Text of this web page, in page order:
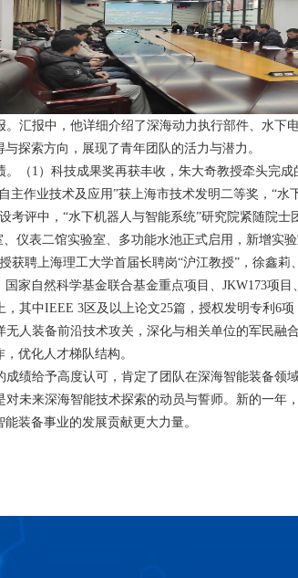
。汇报中，他详细介绍了深海动力执行部件、水下
探索方向，展现了青年团队的活力与潜力。
。（ 1 ）科技成果奖再获丰收，朱大奇教授牵头完
作业技术及应用”获上海市技术发明二等奖，“
考评中，“水下机器人与智能系统”研究院紧随院
仪表二馆实验室、多功能水池正式启用，新增实
聘上海理工大学首届长聘岗“沪江教授”， 徐鑫莉
国家自然科学基金联合基金重点项目、 JKW173项目
，其中IEEE 3区及以上论文25篇，授权发明专利 6项
人装备前沿技术攻关，深化与相关单位的军民
优化人才梯队结构。
成绩给予高度认可，肯定了团队在深海智能装备领
未来深海智能技术探索的动员与誓师。新的一
装备事业的发展贡献更大力量。